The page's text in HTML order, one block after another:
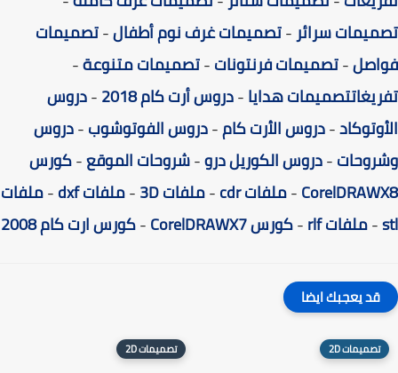
سرائر-تصميمات غرف نوم أطفال-تصميمات
-تصميمات فرنتونات-تصميمات متنوعة-
تصميمات هدايا-دروس أرت كام 2018 -دروس
-دروس الأرت كام-دروس الفوتوشوب-دروس
-دروس الكوريل درو-شروحات الموقع-كورس
-ملفات cdr -ملفات 3D -ملفات dxf -ملفات
-ملفات rlf -كورس CorelDRAWX7 -كورس ارت كام 2008
قد يعجبك ايضا
تصميمات 2D تصميمات 2D